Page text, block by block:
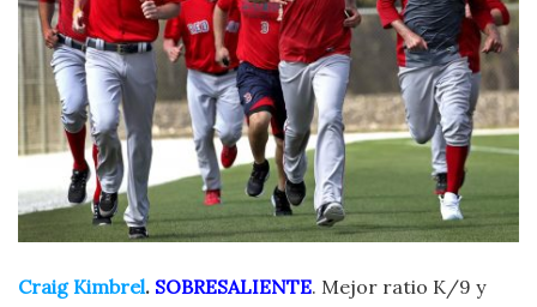
Craig Kimbrel. SOBRESALIENTE. Mejor ratio K/9 y